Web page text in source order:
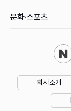
문화·스포츠
회사소개